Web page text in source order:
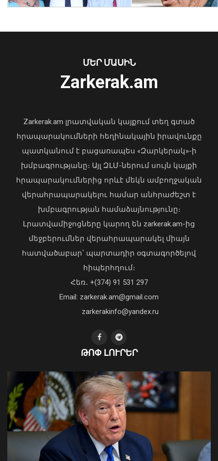
Վահագն Խաչատուրյանն ընդունել է
Picsart ընկերության հիմնադիր և
գործադիր տնօրեն Հովհաննես
06 Օգոստոս, 2026 22:51
«Պարտվեցինք դաժան հիվանդության
04 Օգոստոս, 2026 19:12
Վարչապետ Փաշինյանն այցելել է
«ԷԼԵՎԵՅԹ ԷՅԱՅ» արհեստական
բանականության գործարան
ՄԵՐ ՄԱՍԻՆ
Zarkerak.am
Zarkerak.am լրատվական կայքում տեղ գտած
հրապարակումների հեղինակային իրավունքը
պատկանում է բացառապես «Զարկերակ»-ի
խմբագրությանը։ Այլ ԶԼՄ-ներում սույն կայքի
հրապարակումներից որևէ մեկն ամբողջական
վերահրապարակելու համար անհրաժեշտ է
խմբագրության համաձայնությունը։
Լրատվամիջոցները կարող են zarkerak.am-ից
մեջբերումներ վերահրապարակել միայն
հատվածաբար՝ պարտադիր օգտագործելով
հիպերհղում։
Հեռ․ +(374) 91 531 297
Email: zarkerak.am@gmail.com
zarkerakinfo@yandex.ru
ԹՈՓ ԼՈՒՐԵՐ